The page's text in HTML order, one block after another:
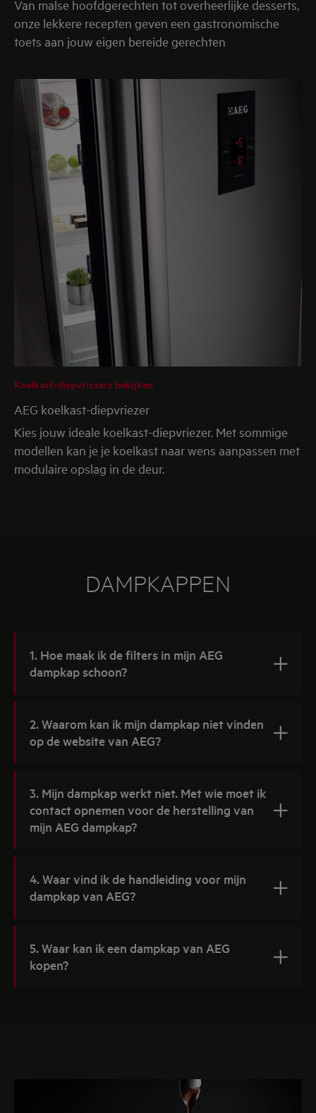
Van malse hoofdgerechten tot overheerlijke desserts,
onze lekkere recepten geven een gastronomische
toets aan jouw eigen bereide gerechten
Koelkast-diepvriezers bekijken
AEG koelkast-diepvriezer
Kies jouw ideale koelkast-diepvriezer. Met sommige
modellen kan je je koelkast naar wens aanpassen met
modulaire opslag in de deur.
DAMPKAPPEN
1. Hoe maak ik de filters in mijn AEG
dampkap schoon?
2. Waarom kan ik mijn dampkap niet vinden
op de website van AEG?
3. Mijn dampkap werkt niet. Met wie moet ik
contact opnemen voor de herstelling van
mijn AEG dampkap?
4. Waar vind ik de handleiding voor mijn
dampkap van AEG?
5. Waar kan ik een dampkap van AEG
kopen?